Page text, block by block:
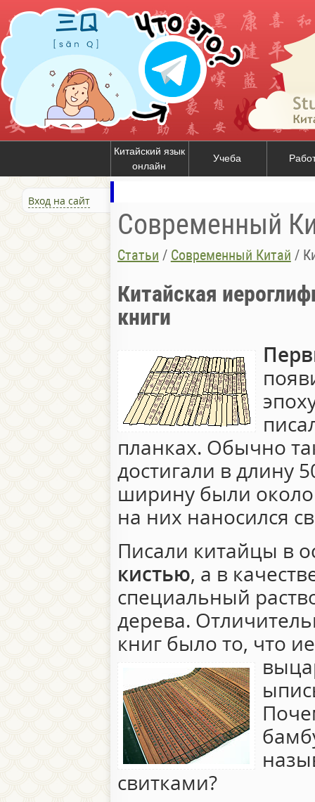
Китайский язык
онлайн
Учеба
Вход на сайт
Современный
Статьи / Современный Китай /
Китайская
книги
планках. Обычно
достигали в длину
ширину были около
на них наносился
Писали китайцы в
кистью, а в
специальный
дерева.
книг было то, что
свитками?